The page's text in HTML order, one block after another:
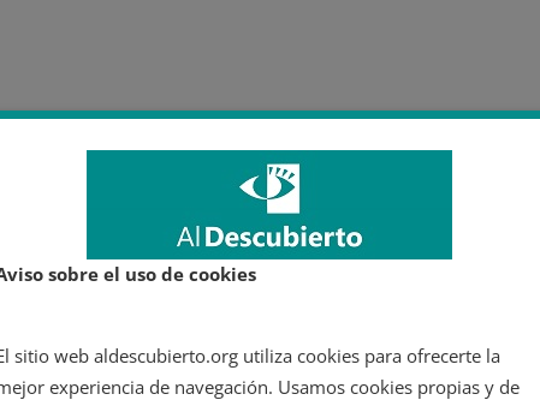
sobre el uso de cookies
sitio web aldescubierto.org utiliza cookies para ofrecerte la
experiencia de navegación. Usamos cookies propias y de